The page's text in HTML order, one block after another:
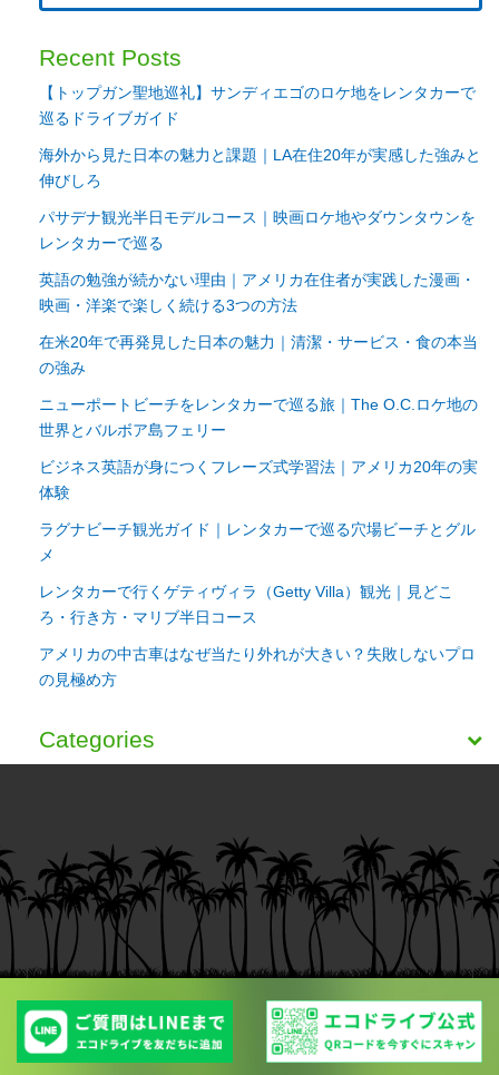
Recent Posts
【トップガン聖地巡礼】サンディエゴのロケ地をレンタカーで
巡るドライブガイド
海外から見た日本の魅力と課題｜LA在住20年が実感した強みと
伸びしろ
パサデナ観光半日モデルコース｜映画ロケ地やダウンタウンを
レンタカーで巡る
英語の勉強が続かない理由｜アメリカ在住者が実践した漫画・
映画・洋楽で楽しく続ける3つの方法
在米20年で再発見した日本の魅力｜清潔・サービス・食の本当
の強み
ニューポートビーチをレンタカーで巡る旅｜The O.C.ロケ地の
世界とバルボア島フェリー
ビジネス英語が身につくフレーズ式学習法｜アメリカ20年の実
体験
ラグナビーチ観光ガイド｜レンタカーで巡る穴場ビーチとグル
メ
レンタカーで行くゲティヴィラ（Getty Villa）観光｜見どこ
ろ・行き方・マリブ半日コース
アメリカの中古車はなぜ当たり外れが大きい？失敗しないプロ
の見極め方
Categories